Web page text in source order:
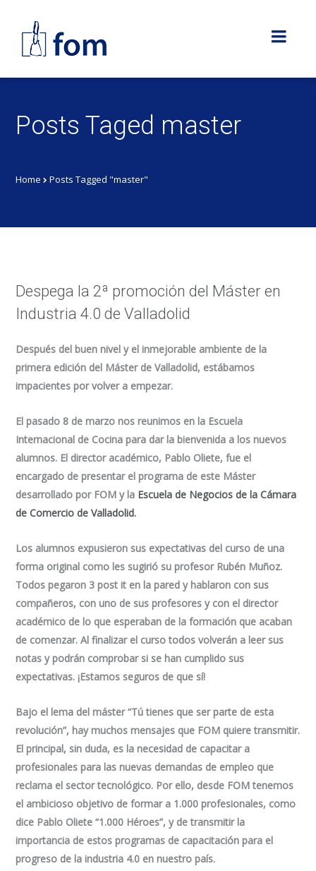
Posts Taged master
Home Posts Tagged "master"
Despega la 2ª promoción del Máster en
Industria 4.0 de Valladolid
Después del buen nivel y el inmejorable ambiente de la
primera edición del Máster de Valladolid, estábamos
impacientes por volver a empezar.
El pasado 8 de marzo nos reunimos en la Escuela
Internacional de Cocina para dar la bienvenida a los nuevos
alumnos. El director académico, Pablo Oliete, fue el
encargado de presentar el programa de este Máster
desarrollado por FOM y la Escuela de Negocios de la Cámara
de Comercio de Valladolid.
Los alumnos expusieron sus expectativas del curso de una
forma original como les sugirió su profesor Rubén Muñoz.
Todos pegaron 3 post it en la pared y hablaron con sus
compañeros, con uno de sus profesores y con el director
académico de lo que esperaban de la formación que acaban
de comenzar. Al finalizar el curso todos volverán a leer sus
notas y podrán comprobar si se han cumplido sus
expectativas. ¡Estamos seguros de que sí!
Bajo el lema del máster “Tú tienes que ser parte de esta
revolución”, hay muchos mensajes que FOM quiere transmitir.
El principal, sin duda, es la necesidad de capacitar a
profesionales para las nuevas demandas de empleo que
reclama el sector tecnológico. Por ello, desde FOM tenemos
el ambicioso objetivo de formar a 1.000 profesionales, como
dice Pablo Oliete “1.000 Héroes”, y de transmitir la
importancia de estos programas de capacitación para el
progreso de la industria 4.0 en nuestro país.